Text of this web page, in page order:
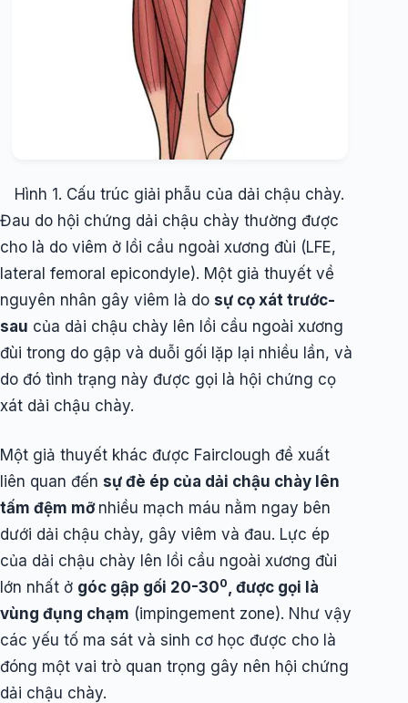
Hình 1. Cấu trúc giải phẫu của dải chậu chày.
Đau do hội chứng dải chậu chày thường được
cho là do viêm ở lồi cầu ngoài xương đùi (LFE,
lateral femoral epicondyle). Một giả thuyết về
nguyên nhân gây viêm là do sự cọ xát trước-
sau của dải chậu chày lên lồi cầu ngoài xương
đùi trong do gập và duỗi gối lặp lại nhiều lần, và
do đó tình trạng này được gọi là hội chứng cọ
xát dải chậu chày.
Một giả thuyết khác được Fairclough đề xuất
liên quan đến sự đè ép của dải chậu chày lên
tấm đệm mỡ nhiều mạch máu nằm ngay bên
dưới dải chậu chày, gây viêm và đau. Lực ép
của dải chậu chày lên lồi cầu ngoài xương đùi
lớn nhất ở góc gập gối 20-300, được gọi là
vùng đụng chạm (impingement zone). Như vậy
các yếu tố ma sát và sinh cơ học được cho là
đóng một vai trò quan trọng gây nên hội chứng
dải chậu chày.